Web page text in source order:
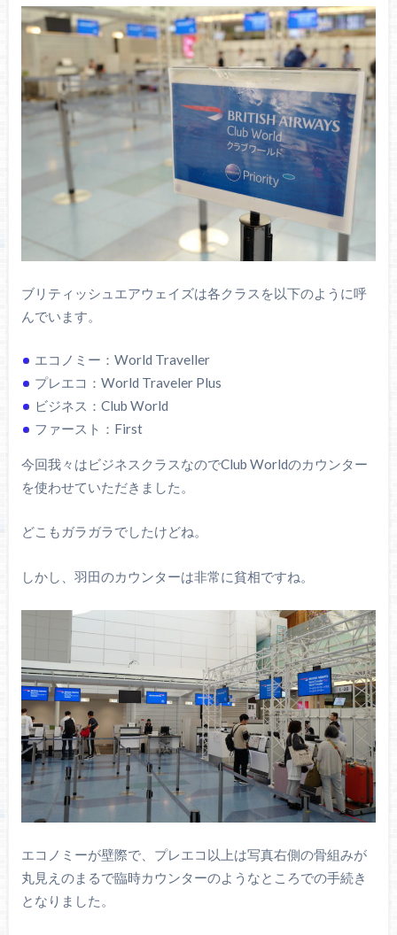
ブリティッシュエアウェイズは各クラスを以下のように呼
んでいます。
エコノミー：World Traveller
プレエコ：World Traveler Plus
ビジネス：Club World
ファースト：First
今回我々はビジネスクラスなのでClub Worldのカウンター
を使わせていただきました。
どこもガラガラでしたけどね。
しかし、羽田のカウンターは非常に貧相ですね。
エコノミーが壁際で、プレエコ以上は写真右側の骨組みが
丸見えのまるで臨時カウンターのようなところでの手続き
となりました。